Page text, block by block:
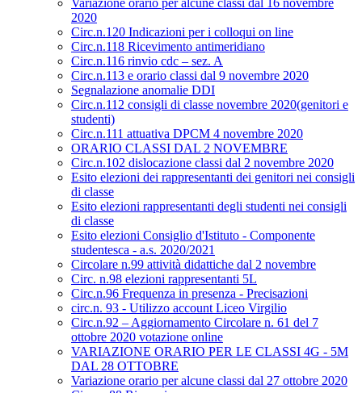
Variazione orario per alcune classi dal 16 novembre
2020
Circ.n.120 Indicazioni per i colloqui on line
Circ.n.118 Ricevimento antimeridiano
Circ.n.116 rinvio cdc – sez. A
Circ.n.113 e orario classi dal 9 novembre 2020
Segnalazione anomalie DDI
Circ.n.112 consigli di classe novembre 2020(genitori e
studenti)
Circ.n.111 attuativa DPCM 4 novembre 2020
ORARIO CLASSI DAL 2 NOVEMBRE
Circ.n.102 dislocazione classi dal 2 novembre 2020
Esito elezioni dei rappresentanti dei genitori nei consigli
di classe
Esito elezioni rappresentanti degli studenti nei consigli
di classe
Esito elezioni Consiglio d'Istituto - Componente
studentesca - a.s. 2020/2021
Circolare n.99 attività didattiche dal 2 novembre
Circ. n.98 elezioni rappresentanti 5L
Circ.n.96 Frequenza in presenza - Precisazioni
circ.n. 93 - Utilizzo account Liceo Virgilio
Circ.n.92 – Aggiornamento Circolare n. 61 del 7
ottobre 2020 votazione online
VARIAZIONE ORARIO PER LE CLASSI 4G - 5M
DAL 28 OTTOBRE
Variazione orario per alcune classi dal 27 ottobre 2020